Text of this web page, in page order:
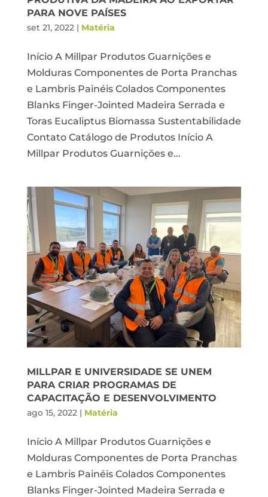
PARA NOVE PAÍSES
set 21, 2022| Matéria
Início A Millpar Produtos Guarnições e
Molduras Componentes de Porta Pranchas
e Lambris Painéis Colados Componentes
Blanks Finger-Jointed Madeira Serrada e
Toras Eucaliptus Biomassa Sustentabilidade
Contato Catálogo de Produtos Início A
Millpar Produtos Guarnições e...
MILLPAR E UNIVERSIDADE SE UNEM
PARA CRIAR PROGRAMAS DE
CAPACITAÇÃO E DESENVOLVIMENTO
ago 15, 2022| Matéria
Início A Millpar Produtos Guarnições e
Molduras Componentes de Porta Pranchas
e Lambris Painéis Colados Componentes
Blanks Finger-Jointed Madeira Serrada e